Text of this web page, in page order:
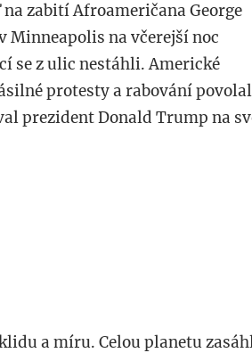
zabití Afroameričana George
Minneapolis na včerejší noc
se z ulic nestáhli. Americké
protesty a rabování
prezident Donald Trump na
a míru. Celou planetu